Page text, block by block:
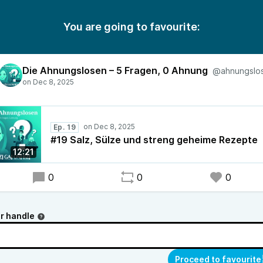
You are going to favourite:
Die Ahnungslosen – 5 Fragen, 0 Ahnung
12:21
Ep. 19
#19 Salz, Sülze und streng geheime Rezepte
0 0 0
handle
Proceed to favourite